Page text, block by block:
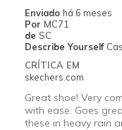
Melhores utilizações
Walking and jogging
Width
Sizing
View On Shoes
Enviado há 6 meses
Por MC71
de SC
Describe Yourself
CRÍTICA EM
skechers.com
Great shoe! Very
with ease. Goes
these in heavy rain